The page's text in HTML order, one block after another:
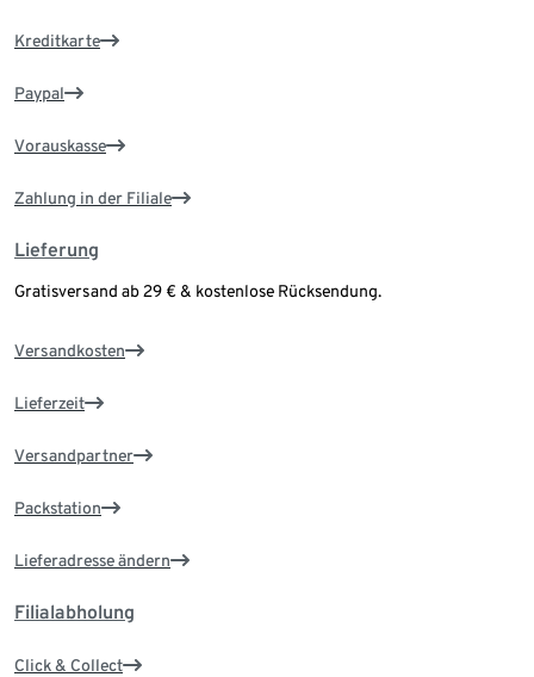
Kreditkarte
Paypal
Vorauskasse
Zahlung in der Filiale
Lieferung
Gratisversand ab 29 € & kostenlose Rücksendung.
Versandkosten
Lieferzeit
Versandpartner
Packstation
Lieferadresse ändern
Filialabholung
Click & Collect